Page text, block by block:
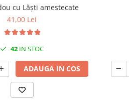
cu Lăști amestecate
41,00 Lei
42 IN STOC
ADAUGA IN COS